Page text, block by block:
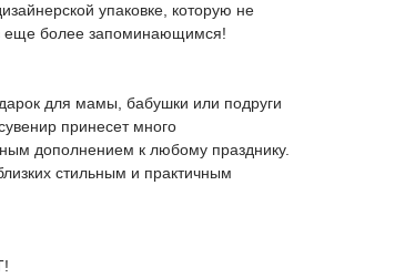
упаковке, которую не
еще более запоминающимся!
для мамы, бабушки или подруги
принесет много
дополнением к любому празднику.
стильным и практичным